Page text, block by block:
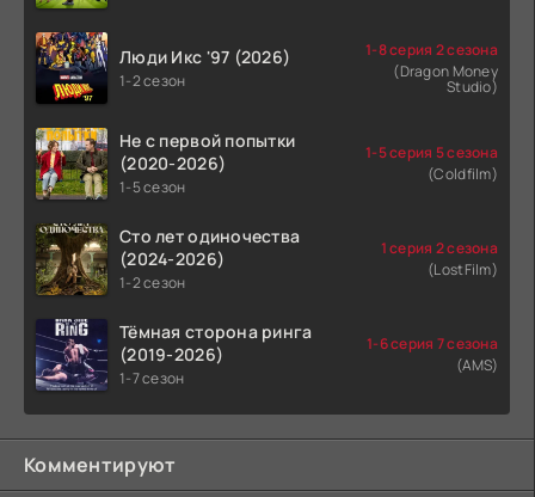
Люди Икс '97 (2026)
1-2 сезон
1-8 серия 2 сезона
(Dragon Money
Studio)
Не с первой попытки
(2020-2026)
1-5 сезон
1-5 серия 5 сезона
(Coldfilm)
Сто лет одиночества
(2024-2026)
1-2 сезон
1 серия 2 сезона
(LostFilm)
Тёмная сторона ринга
(2019-2026)
1-7 сезон
1-6 серия 7 сезона
(AMS)
Комментируют